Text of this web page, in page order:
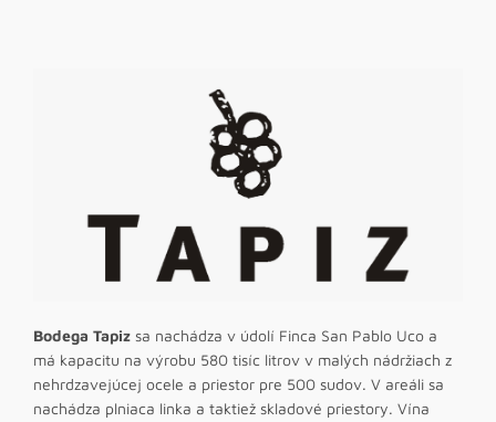
Bodega Tapiz sa nachádza v údolí Finca San Pablo Uco a
má kapacitu na výrobu 580 tisíc litrov v malých nádržiach z
nehrdzavejúcej ocele a priestor pre 500 sudov. V areáli sa
nachádza plniaca linka a taktiež skladové priestory. Vína